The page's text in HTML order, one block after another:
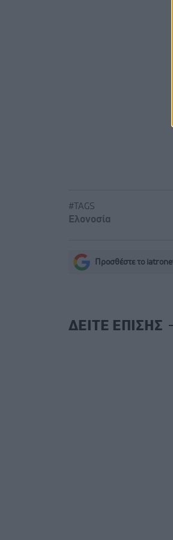
#TAGS
Ελονοσία
Προσθέστε το
ΔΕΙΤΕ ΕΠΙΣΗΣ